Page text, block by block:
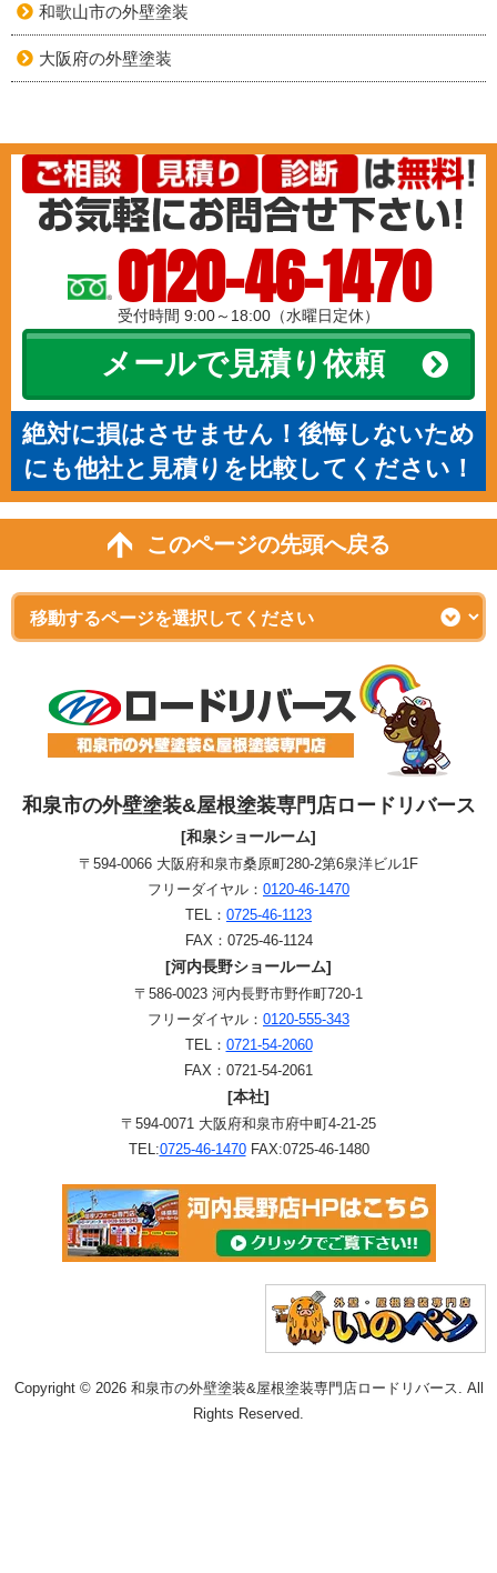
和歌山市の外壁塗装
大阪府の外壁塗装
0120-46-1470
受付時間 9:00～18:00（水曜日定休）
メールで見積り依頼
絶対に損はさせません！後悔しないため
にも他社と見積りを比較してください！
このページの先頭へ戻る
和泉市の外壁塗装&屋根塗装専門店ロードリバース
[和泉ショールーム]
〒594-0066 大阪府和泉市桑原町280-2第6泉洋ビル1F
フリーダイヤル： 0120-46-1470
TEL： 0725-46-1123
FAX：0725-46-1124
[河内長野ショールーム]
〒586-0023 河内長野市野作町720-1
フリーダイヤル： 0120-555-343
TEL： 0721-54-2060
FAX：0721-54-2061
[本社]
〒594-0071 大阪府和泉市府中町4-21-25
TEL:0725-46-1470FAX:0725-46-1480
Copyright © 2026 和泉市の外壁塗装&屋根塗装専門店ロードリバース. All
Rights Reserved.